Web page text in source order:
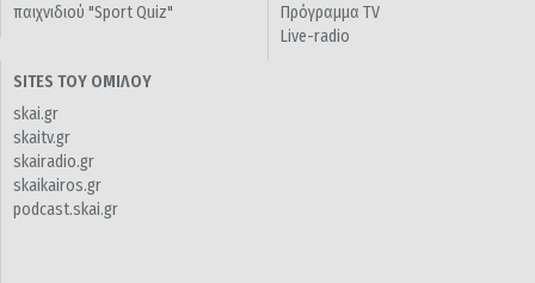
παιχνιδιού "Sport Quiz"
Πρόγραμμα TV
Live-radio
SITES ΤΟΥ ΟΜΙΛΟΥ
skai.gr
skaitv.gr
skairadio.gr
skaikairos.gr
podcast.skai.gr